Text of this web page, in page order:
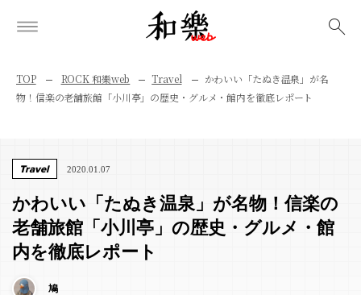
TOP ROCK 和樂web Travel
かわいい「たぬき温泉」が名
物！信楽の老舗旅館「小川亭」の歴史・グルメ・館内を徹底レポート
Travel 2020.01.07
かわいい「たぬき温泉」が名物！信楽の
老舗旅館「小川亭」の歴史・グルメ・館
内を徹底レポート
鳩